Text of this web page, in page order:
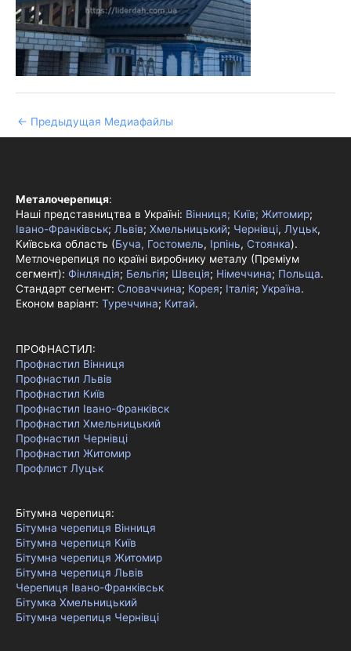
← Предыдущая Медиафайлы
Металочерепиця:
Наші представництва в Україні: Вінниця; Київ; Житомир;
Івано-Франківськ; Львів; Хмельницький; Чернівці, Луцьк,
Київська область (Буча, Гостомель, Ірпінь, Стоянка).
Метлочерепиця по країні виробнику металу (Преміум
сегмент): Фінляндія; Бельгія; Швеція; Німеччина; Польща.
Стандарт сегмент: Словаччина; Корея; Італія; Україна.
Економ варіант: Туреччина; Китай.
ПРОФНАСТИЛ:
Профнастил Вінниця
Профнастил Львів
Профнастил Київ
Профнастил Івано-Франківск
Профнастил Хмельницький
Профнастил Чернівці
Профнастил Житомир
Профлист Луцьк
Бітумна черепиця:
Бітумна черепиця Вінниця
Бітумна черепиця Київ
Бітумна черепиця Житомир
Бітумна черепиця Львів
Черепиця Івано-Франківськ
Бітумка Хмельницький
Бітумна черепиця Чернівці